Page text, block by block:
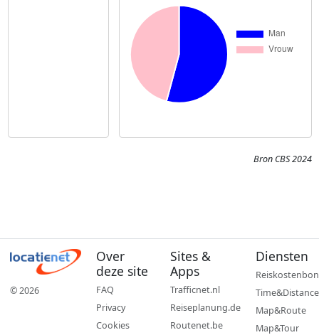
Bron CBS 2024
© 2026
Over
deze site
FAQ
Privacy
Cookies
Sites &
Apps
Trafficnet.nl
Reiseplanung.de
Routenet.be
Diensten
Reiskostenbon
Time&Distance
Map&Route
Map&Tour